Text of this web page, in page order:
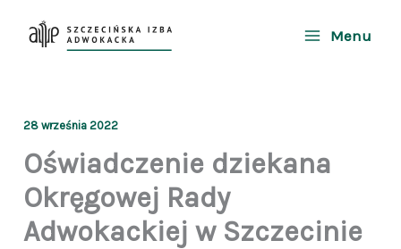
Menu
28 września 2022
Oświadczenie dziekana
Okręgowej Rady
Adwokackiej w Szczecinie